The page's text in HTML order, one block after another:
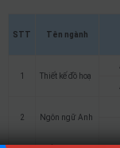
STT Tên ngành
1 Thiết kế đồ hoạ
2 Ngôn ngữ Anh